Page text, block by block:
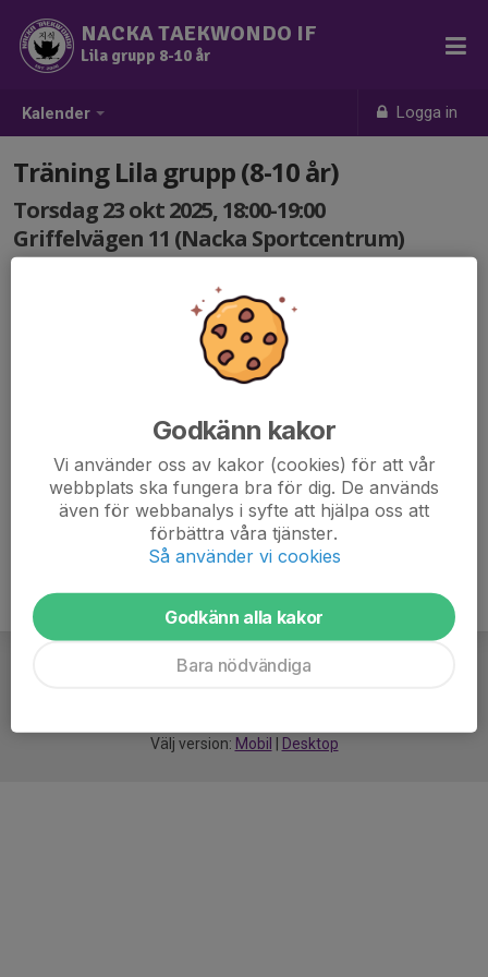
Kalender Logga in
NACKA TAEKWONDO IF
Lila grupp 8-10 år
Träning Lila grupp (8-10 år)
Torsdag 23 okt 2025, 18:00-19:00
Griffelvägen 11 (Nacka Sportcentrum)
Välj version: Mobil Desktop
Godkänn kakor
Vi använder oss av kakor (cookies) för att vår
webbplats ska fungera bra för dig. De används
även för webbanalys i syfte att hjälpa oss att
förbättra våra tjänster.
Så använder vi cookies
Godkänn alla kakor
Bara nödvändiga